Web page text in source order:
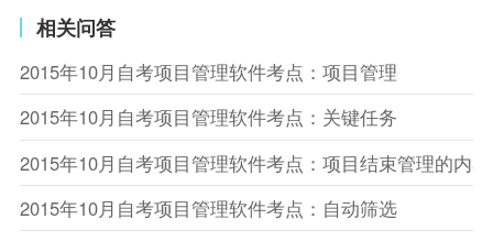
相关问答
2015年10月自考项目管理软件考点：项目管理
2015年10月自考项目管理软件考点：关键任务
2015年10月自考项目管理软件考点：项目结束管理的内容
2015年10月自考项目管理软件考点：自动筛选